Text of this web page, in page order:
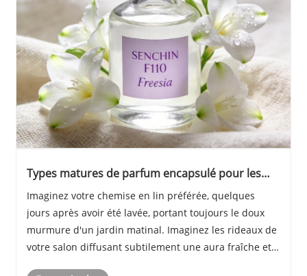
Types matures de parfum encapsulé pour les
Imaginez votre chemise en lin préférée, quelques
jours après avoir été lavée, portant toujours le doux
murmure d'un jardin matinal. Imaginez les rideaux de
votre salon diffusant subtilement une aura fraîche et